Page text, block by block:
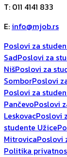
T: 011 4141 833
E: info@mjob.rs
Poslovi za
SadPoslovi za
NišPoslovi za
SomborPoslovi
Poslovi za
PančevoPoslovi
LeskovacPoslovi
studente Užice
MitrovicaPoslovi
Politika